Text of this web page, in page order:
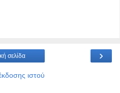
›
σελίδα
ιστού